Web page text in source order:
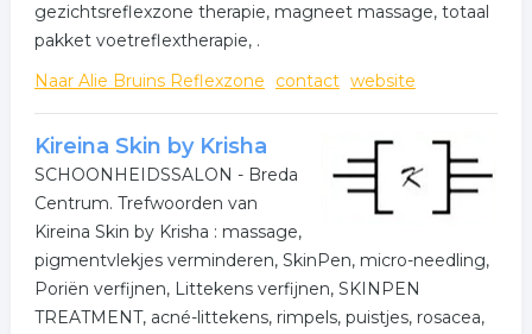
gezichtsreflexzone therapie, magneet massage, totaal
pakket voetreflextherapie, .
Naar Alie Bruins Reflexzone
contact website
Kireina Skin by Krisha
SCHOONHEIDSSALON - Breda
Centrum. Trefwoorden van
Kireina Skin by Krisha : massage,
pigmentvlekjes verminderen, SkinPen, micro-needling,
Poriën verfijnen, Littekens verfijnen, SKINPEN
TREATMENT, acné-littekens, rimpels, puistjes, rosacea,